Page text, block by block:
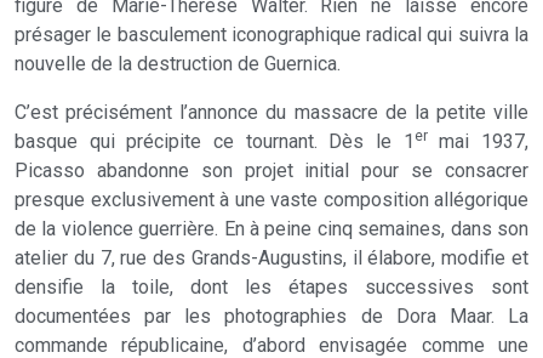
figure de Marie-Thérèse Walter. Rien ne laisse encore
présager le basculement iconographique radical qui suivra la
nouvelle de la destruction de Guernica.
C’est précisément l’annonce du massacre de la petite ville
basque qui précipite ce tournant. Dès le 1 ermai 1937,
Picasso abandonne son projet initial pour se consacrer
presque exclusivement à une vaste composition allégorique
de la violence guerrière. En à peine cinq semaines, dans son
atelier du 7, rue des Grands-Augustins, il élabore, modifie et
densifie la toile, dont les étapes successives sont
documentées par les photographies de Dora Maar. La
commande républicaine, d’abord envisagée comme une